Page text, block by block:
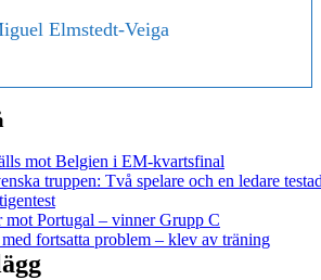
Elmstedt-Veiga
mot Belgien i EM-kvartsfinal
truppen: Två spelare och en ledare
mot Portugal – vinner Grupp C
fortsatta problem – klev av träning